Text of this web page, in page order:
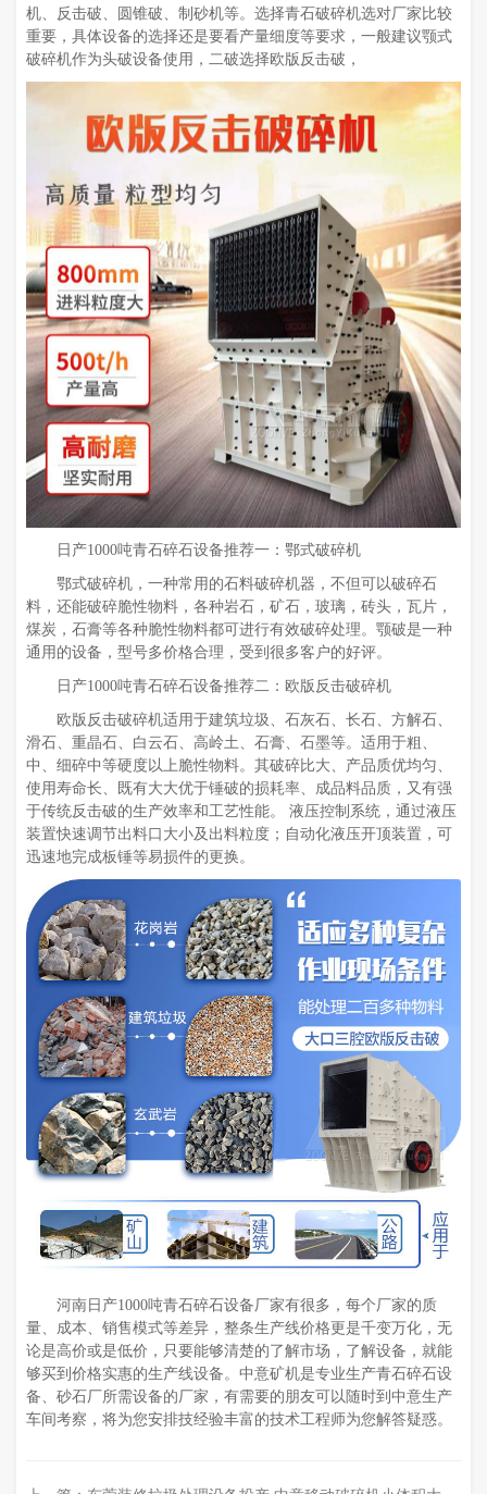
机、反击破、圆锥破、制砂机等。选择青石破碎机选对厂家比较
重要，具体设备的选择还是要看产量细度等要求，一般建议颚式
破碎机作为头破设备使用，二破选择欧版反击破，
日产1000吨青石碎石设备推荐一：鄂式破碎机
鄂式破碎机，一种常用的石料破碎机器，不但可以破碎石
料，还能破碎脆性物料，各种岩石，矿石，玻璃，砖头，瓦片，
煤炭，石膏等各种脆性物料都可进行有效破碎处理。颚破是一种
通用的设备，型号多价格合理，受到很多客户的好评。
日产1000吨青石碎石设备推荐二：欧版反击破碎机
欧版反击破碎机适用于建筑垃圾、石灰石、长石、方解石、
滑石、重晶石、白云石、高岭土、石膏、石墨等。适用于粗、
中、细碎中等硬度以上脆性物料。其破碎比大、产品质优均匀、
使用寿命长、既有大大优于锤破的损耗率、成品料品质，又有强
于传统反击破的生产效率和工艺性能。 液压控制系统，通过液压
装置快速调节出料口大小及出料粒度；自动化液压开顶装置，可
迅速地完成板锤等易损件的更换。
河南日产1000吨青石碎石设备厂家有很多，每个厂家的质
量、成本、销售模式等差异，整条生产线价格更是千变万化，无
论是高价或是低价，只要能够清楚的了解市场，了解设备，就能
够买到价格实惠的生产线设备。中意矿机是专业生产青石碎石设
备、砂石厂所需设备的厂家，有需要的朋友可以随时到中意生产
车间考察，将为您安排技经验丰富的技术工程师为您解答疑惑。